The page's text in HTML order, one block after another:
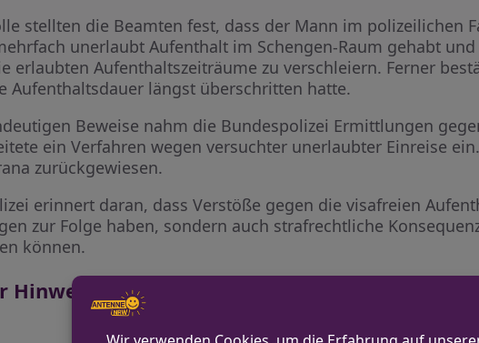
stellten die Beamten fest, dass der Mann im polizeilichen
unerlaubt Aufenthalt im Schengen-Raum gehabt
erlaubten Aufenthaltszeiträume zu verschleiern. Ferner
Aufenthaltsdauer längst überschritten hatte.
Beweise nahm die Bundespolizei Ermittlungen
ein Verfahren wegen versuchter unerlaubter Einreise
zurückgewiesen.
erinnert daran, dass Verstöße gegen die visafreien
zur Folge haben, sondern auch strafrechtliche
können.
/ Pressestelle